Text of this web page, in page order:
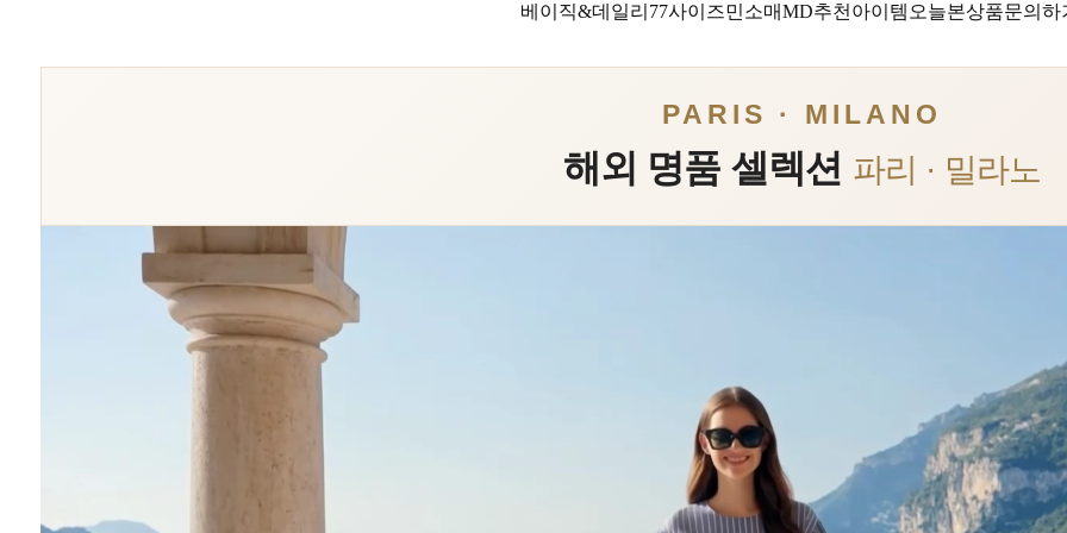
베이직&데일리 77사이즈민소매MD추천아이템 오늘본상품문의하
PARIS · MILANO
해외 명품 셀렉션 파리 · 밀라노